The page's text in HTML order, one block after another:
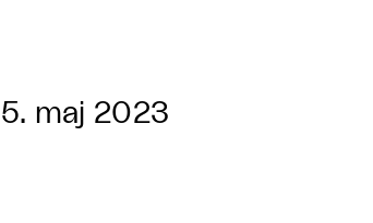
5. maj 2023